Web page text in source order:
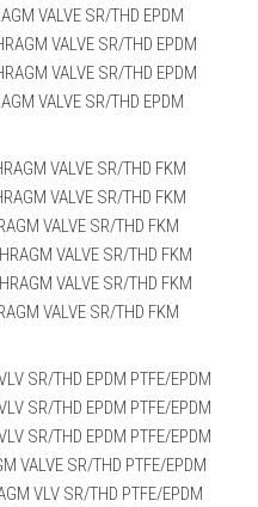
VALVE SR/THD EPDM
VALVE SR/THD EPDM
VALVE SR/THD EPDM
VALVE SR/THD EPDM
VALVE SR/THD FKM
VALVE SR/THD FKM
VALVE SR/THD FKM
VALVE SR/THD FKM
VALVE SR/THD FKM
VALVE SR/THD FKM
SR/THD EPDM PTFE/EPDM
SR/THD EPDM PTFE/EPDM
SR/THD EPDM PTFE/EPDM
VALVE SR/THD PTFE/EPDM
VLV SR/THD PTFE/EPDM